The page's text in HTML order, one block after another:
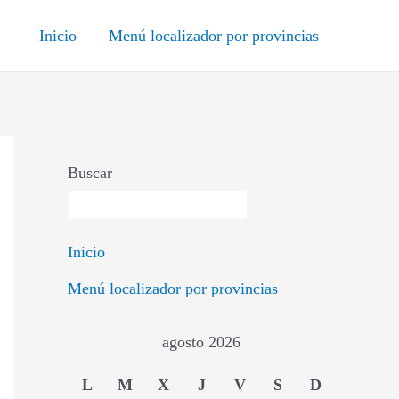
Inicio Menú localizador por provincias
Buscar
Inicio
Menú localizador por provincias
agosto 2026
L M X J V S D